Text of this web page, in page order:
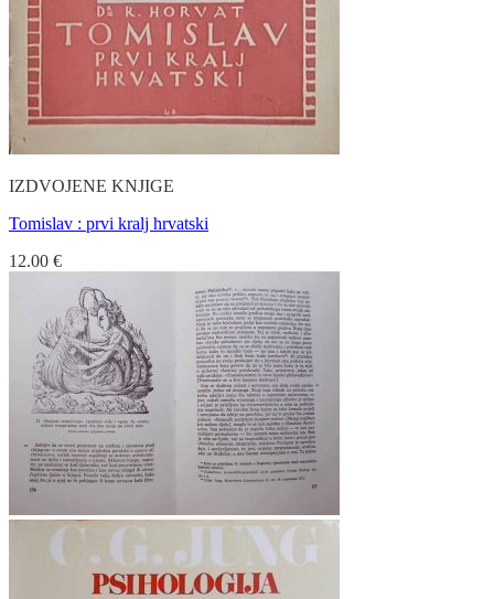
IZDVOJENE KNJIGE
Tomislav : prvi kralj hrvatski
12.00 €